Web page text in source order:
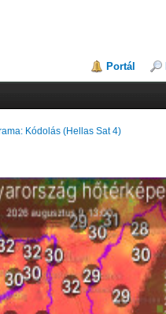
Portál
Kódolás (Hellas Sat 4)